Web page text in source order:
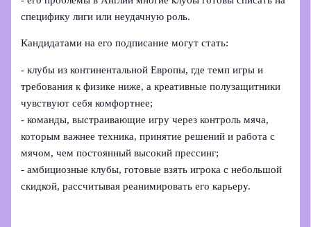
специфику лиги или неудачную роль.
Кандидатами на его подписание могут стать:
- клубы из континентальной Европы, где темп игры и
требования к физике ниже, а креативные полузащитники
чувствуют себя комфортнее;
- команды, выстраивающие игру через контроль мяча,
которым важнее техника, принятие решений и работа с
мячом, чем постоянный высокий прессинг;
- амбициозные клубы, готовые взять игрока с небольшой
скидкой, рассчитывая реанимировать его карьеру.